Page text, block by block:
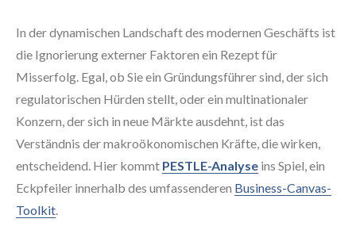
In der dynamischen Landschaft des modernen Geschäfts ist
die Ignorierung externer Faktoren ein Rezept für
Misserfolg. Egal, ob Sie ein Gründungsführer sind, der sich
regulatorischen Hürden stellt, oder ein multinationaler
Konzern, der sich in neue Märkte ausdehnt, ist das
Verständnis der makroökonomischen Kräfte, die wirken,
entscheidend. Hier kommt PESTLE-Analyse ins Spiel, ein
Eckpfeiler innerhalb des umfassenderen Business-Canvas-
Toolkit.